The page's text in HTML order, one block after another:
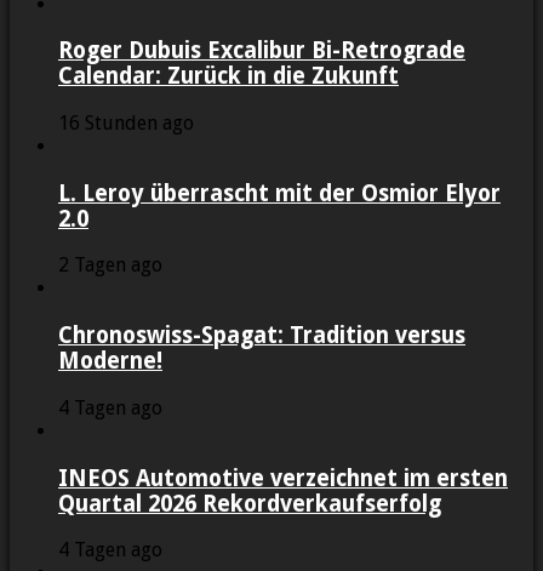
Roger Dubuis Excalibur Bi-Retrograde
Calendar: Zurück in die Zukunft
16 Stunden ago
L. Leroy überrascht mit der Osmior Elyor
2.0
2 Tagen ago
Chronoswiss-Spagat: Tradition versus
Moderne!
4 Tagen ago
INEOS Automotive verzeichnet im ersten
Quartal 2026 Rekordverkaufserfolg
4 Tagen ago